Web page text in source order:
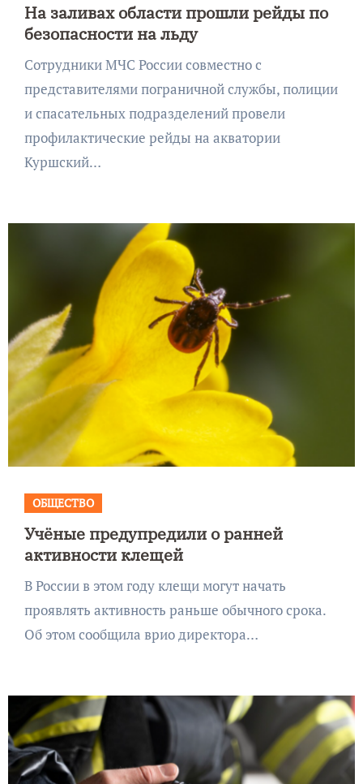
На заливах области прошли рейды по
безопасности на льду
Сотрудники МЧС России совместно с
представителями пограничной службы, полиции
и спасательных подразделений провели
профилактические рейды на акватории
Куршский…
ОБЩЕСТВО
Учёные предупредили о ранней
активности клещей
В России в этом году клещи могут начать
проявлять активность раньше обычного срока.
Об этом сообщила врио директора…